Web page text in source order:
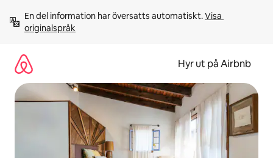
innehåll
En del information har översatts automatiskt. Visa
originalspråk
Hyr ut på Airbnb